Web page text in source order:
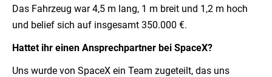
Das Fahrzeug war 4,5 m lang, 1 m breit und 1,2 m hoch
und belief sich auf insgesamt 350.000 €.
Hattet ihr einen Ansprechpartner bei SpaceX?
Uns wurde von SpaceX ein Team zugeteilt, das uns